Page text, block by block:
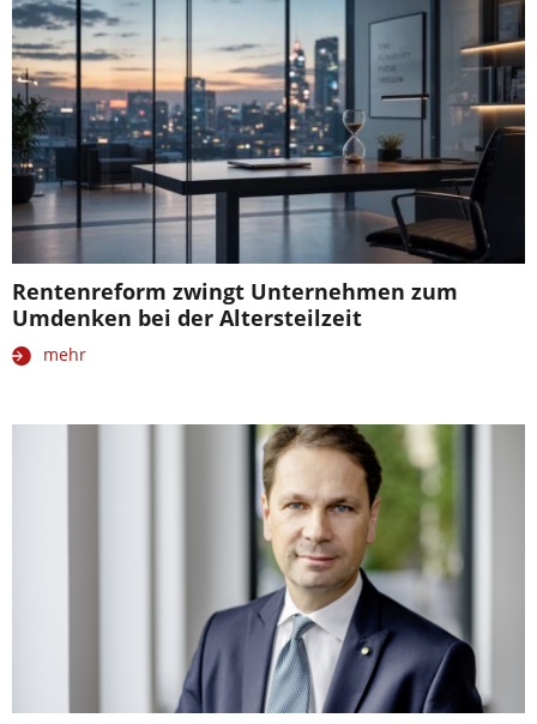
Rentenreform zwingt Unternehmen zum
Umdenken bei der Altersteilzeit
mehr